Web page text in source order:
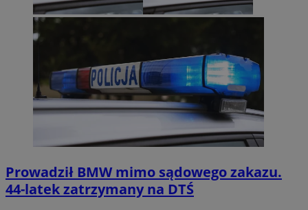
Prowadził BMW mimo sądowego zakazu.
44-latek zatrzymany na DTŚ